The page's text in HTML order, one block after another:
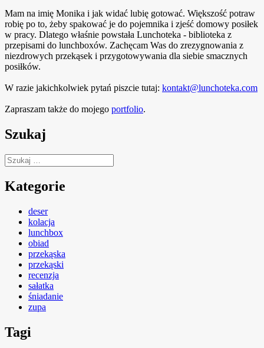
Mam na imię Monika i jak widać lubię gotować. Większość potraw
robię po to, żeby spakować je do pojemnika i zjeść domowy posiłek
w pracy. Dlatego właśnie powstała Lunchoteka - biblioteka z
przepisami do lunchboxów. Zachęcam Was do zrezygnowania z
niezdrowych przekąsek i przygotowywania dla siebie smacznych
posiłków.
W razie jakichkolwiek pytań piszcie tutaj: kontakt@lunchoteka.com
Zapraszam także do mojego portfolio.
Szukaj
Szukaj:
Kategorie
deser
kolacja
lunchbox
obiad
przekąska
przekąski
recenzja
sałatka
śniadanie
zupa
Tagi